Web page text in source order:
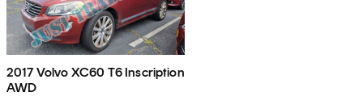
2017 Volvo XC60 T6 Inscription
AWD